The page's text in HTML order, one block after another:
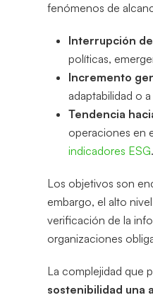
fenómenos de
Interrupción
políticas,
Incremento
adaptabilidad o
Tendencia
operaciones en
indicadores ESG.
Los objetivos son
embargo, el alto
verificación de la
organizaciones
La complejidad que
sostenibilidad una